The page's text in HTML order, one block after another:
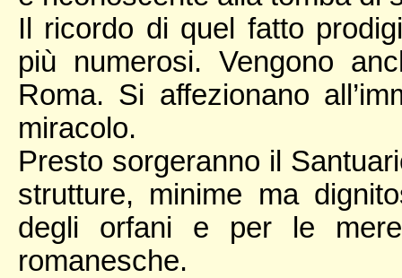
Il ricordo di quel fatto
più numerosi. Vengono
Roma. Si affezionano
miracolo.
Presto sorgeranno il
strutture, minime ma
degli orfani e per le
romanesche.